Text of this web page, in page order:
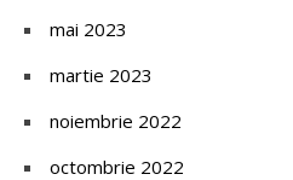
mai 2023
martie 2023
noiembrie 2022
octombrie 2022